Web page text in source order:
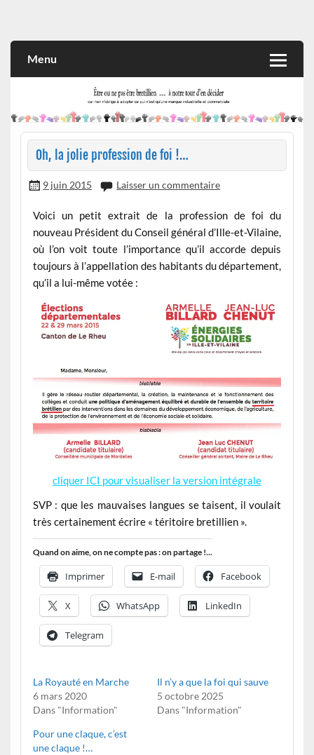
et commerciale
Menu
Oh, la jolie profession de foi !…
9 juin 2015 Laisser un commentaire
Voici un petit extrait de la profession de foi du
nouveau Président du Conseil général d’Ille-et-Vilaine,
où l’on voit toute l’importance qu’il accorde depuis
toujours à l’appellation des habitants du département,
qu’il a lui-même votée :
cliquer ICI pour visualiser la version intégrale
SVP : que les mauvaises langues se taisent, il voulait
très certainement écrire « téritoire bretillien ».
Quand on aime, on ne compte pas : on partage !...
Imprimer E-mail Facebook
X WhatsApp LinkedIn
Telegram
La Royauté en Marche
6 mars 2020
Dans "Information"
Il n’y a que la foi qui sauve
5 octobre 2025
Dans "Information"
Pour une claque, c’est
une claque !…